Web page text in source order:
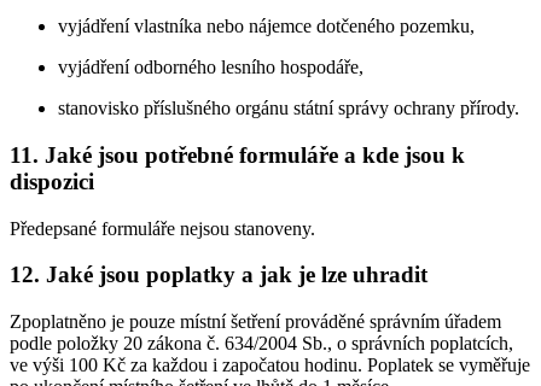
vyjádření vlastníka nebo nájemce dotčeného pozemku,
vyjádření odborného lesního hospodáře,
stanovisko příslušného orgánu státní správy ochrany přírody.
11. Jaké jsou potřebné formuláře a kde jsou k
dispozici
Předepsané formuláře nejsou stanoveny.
12. Jaké jsou poplatky a jak je lze uhradit
Zpoplatněno je pouze místní šetření prováděné správním úřadem
podle položky 20 zákona č. 634/2004 Sb., o správních poplatcích,
ve výši 100 Kč za každou i započatou hodinu. Poplatek se vyměřuje